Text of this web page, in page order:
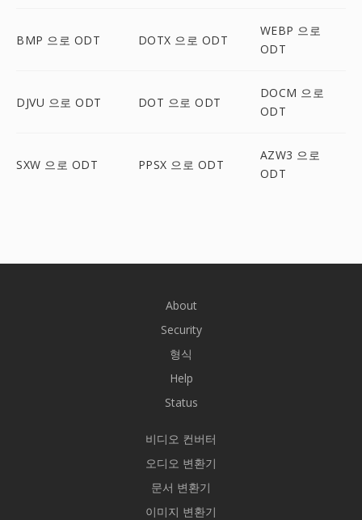
BMP 으로 ODT DOTX 으로 ODT
WEBP 으로
ODT
DJVU 으로 ODT DOT 으로 ODT
DOCM 으로
ODT
SXW 으로 ODT PPSX 으로 ODT
AZW3 으로
ODT
About
Security
형식
Help
Status
비디오 컨버터
오디오 변환기
문서 변환기
이미지 변환기